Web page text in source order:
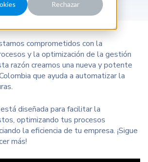
Rechazar
comprometidos con la
y la optimización de la gestión
razón creamos una nueva y potente
que ayuda a automatizar la
diseñada para facilitar la
optimizando tus procesos
la eficiencia de tu empresa. ¡Sigue
más!